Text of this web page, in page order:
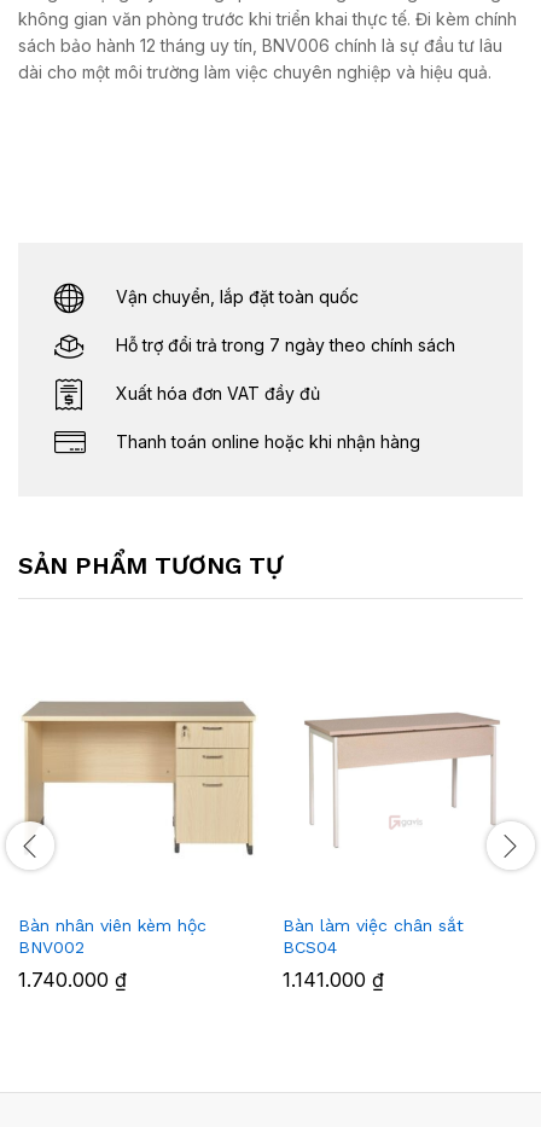
không gian văn phòng trước khi triển khai thực tế. Đi kèm chính
sách bảo hành 12 tháng uy tín, BNV006 chính là sự đầu tư lâu
dài cho một môi trường làm việc chuyên nghiệp và hiệu quả.
Vận chuyển, lắp đặt toàn quốc
Hỗ trợ đổi trả trong 7 ngày theo chính sách
Xuất hóa đơn VAT đầy đủ
Thanh toán online hoặc khi nhận hàng
SẢN PHẨM TƯƠNG TỰ
Bàn nhân viên kèm hộc
BNV002
1.740.000 ₫
Bàn làm việc chân sắt
BCS04
1.141.000 ₫